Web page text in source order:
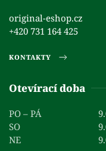
original-eshop.cz
+420 731 164 425
KONTAKTY
Otevírací doba
PO – PÁ
SO
NE